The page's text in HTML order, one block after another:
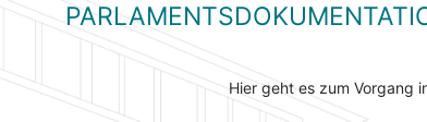
Hier geht es zum Vorgang